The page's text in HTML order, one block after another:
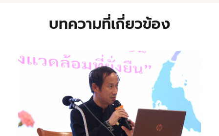
บทความที่เกี่ยวข้อง